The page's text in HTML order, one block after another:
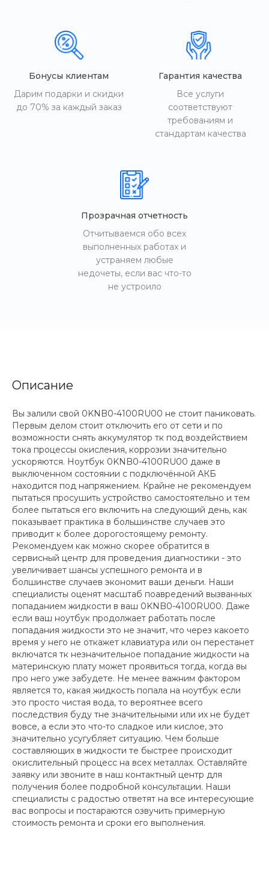
Бонусы клиентам
Дарим подарки и скидки
до 70% за каждый заказ
Гарантия качества
Все услуги
соответствуют
требованиям и
стандартам качества
Прозрачная отчетность
Отчитываемся обо всех
выполненных работах и
устраняем любые
недочеты, если вас что-то
не устроило
Описание
Вы залили свой 0KNB0-4100RU00 не стоит паниковать.
Первым делом стоит отключить его от сети и по
возможности снять аккумулятор тк под воздействием
тока процессы окисления, коррозии значительно
ускоряются. Ноутбук 0KNB0-4100RU00 даже в
выключенном состоянии с подключённой АКБ
находится под напряжением. Крайне не рекомендуем
пытаться просушить устройство самостоятельно и тем
более пытаться его включить на следующий день, как
показывает практика в большинстве случаев это
приводит к более дорогостоящему ремонту.
Рекомендуем как можно скорее обратится в
сервисный центр для проведения диагностики - это
увеличивает шансы успешного ремонта и в
болшинстве случаев экономит ваши деньги. Наши
специалисты оценят масштаб поавредений вызванных
попаданием жидкости в ваш 0KNB0-4100RU00. Даже
если ваш ноутбук продолжает работать после
попадания жидкости это не значит, что через какоето
время у него не откажет клавиатура или он перестанет
включатся тк незначительное попадание жидкости на
материнскую плату может проявиться тогда, когда вы
про него уже забудете. Не менее важним фактором
является то, какая жидкость попала на ноутбук если
это просто чистая вода, то вероятнее всего
последствия буду тне значительными или их не будет
вовсе, а если это что-то сладкое или кислое, это
значительно усугубляет ситуацию. Чем больше
составляющих в жидкости те быстрее происходит
окислительный процесс на всех металлах. Оставляйте
заявку или звоните в наш контактный центр для
получения более подробной консультации. Наши
специалисты с радостью ответят на все интересующие
вас вопросы и постараются озвучить примерную
стоимость ремонта и сроки его выполнения.